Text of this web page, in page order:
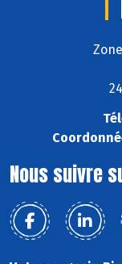
Nous suivre